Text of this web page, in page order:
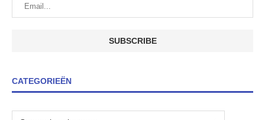
CATEGORIEËN